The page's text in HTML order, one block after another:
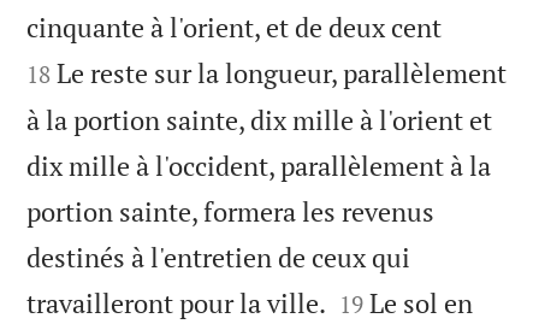
cinquante à l'orient, et de deux cent
18 Le reste sur la longueur, parallèlement
à la portion sainte, dix mille à l'orient et
dix mille à l'occident, parallèlement à la
portion sainte, formera les revenus
destinés à l'entretien de ceux qui
travailleront pour la ville. 

19 Le sol en